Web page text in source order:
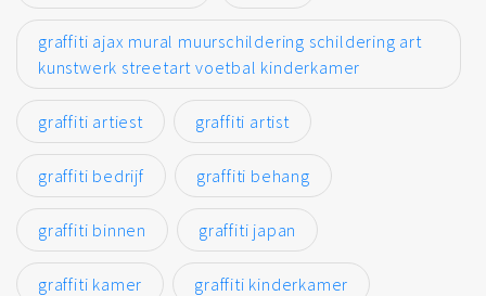
graffiti ajax mural muurschildering schildering art
kunstwerk streetart voetbal kinderkamer
graffiti artiest graffiti artist
graffiti bedrijf graffiti behang
graffiti binnen graffiti japan
graffiti kamer graffiti kinderkamer